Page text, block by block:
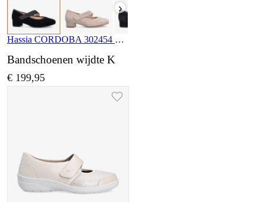
›
Hassia CORDOBA 302454 0100
Bandschoenen wijdte K
€ 199,95